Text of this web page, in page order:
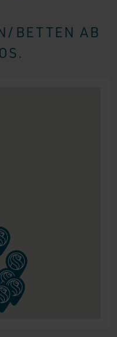
BETTEN AB